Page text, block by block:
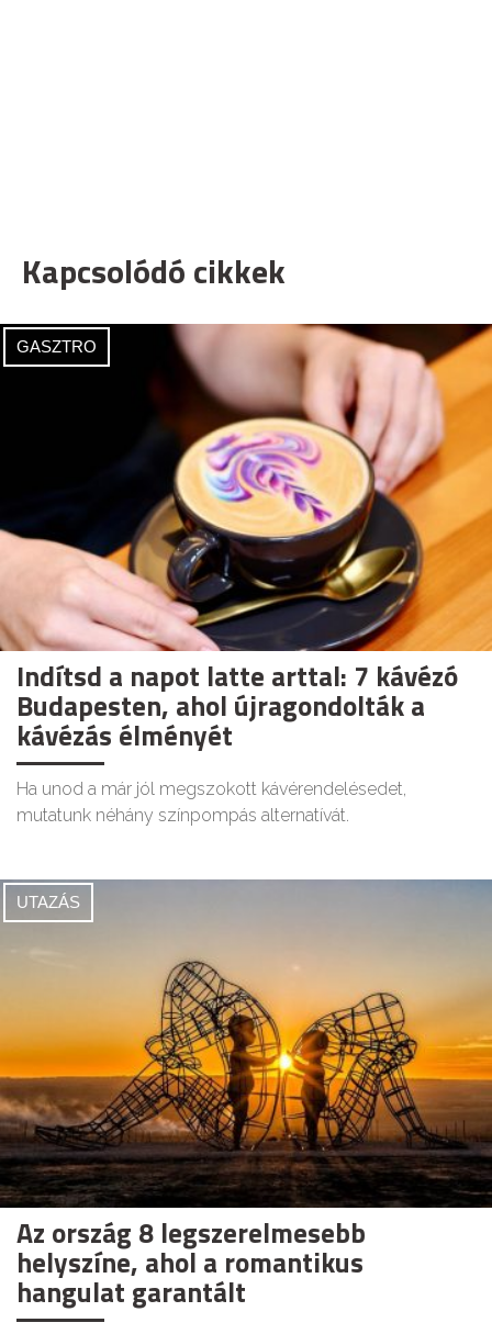
Kapcsolódó cikkek
GASZTRO
Indítsd a napot latte arttal: 7 kávézó
Budapesten, ahol újragondolták a
kávézás élményét
Ha unod a már jól megszokott kávérendelésedet,
mutatunk néhány színpompás alternatívát.
UTAZÁS
Az ország 8 legszerelmesebb
helyszíne, ahol a romantikus
hangulat garantált